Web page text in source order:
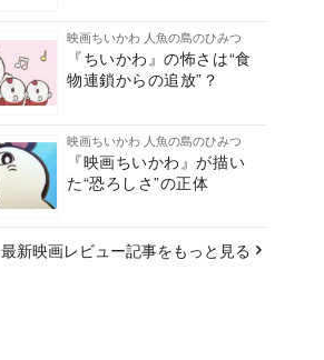
映画ちいかわ 人魚の島のひみつ
『ちいかわ』の怖さは“食
物連鎖からの追放”？
映画ちいかわ 人魚の島のひみつ
『映画ちいかわ』が描い
た“恐ろしさ”の正体
最新映画レビュー記事をもっと見る